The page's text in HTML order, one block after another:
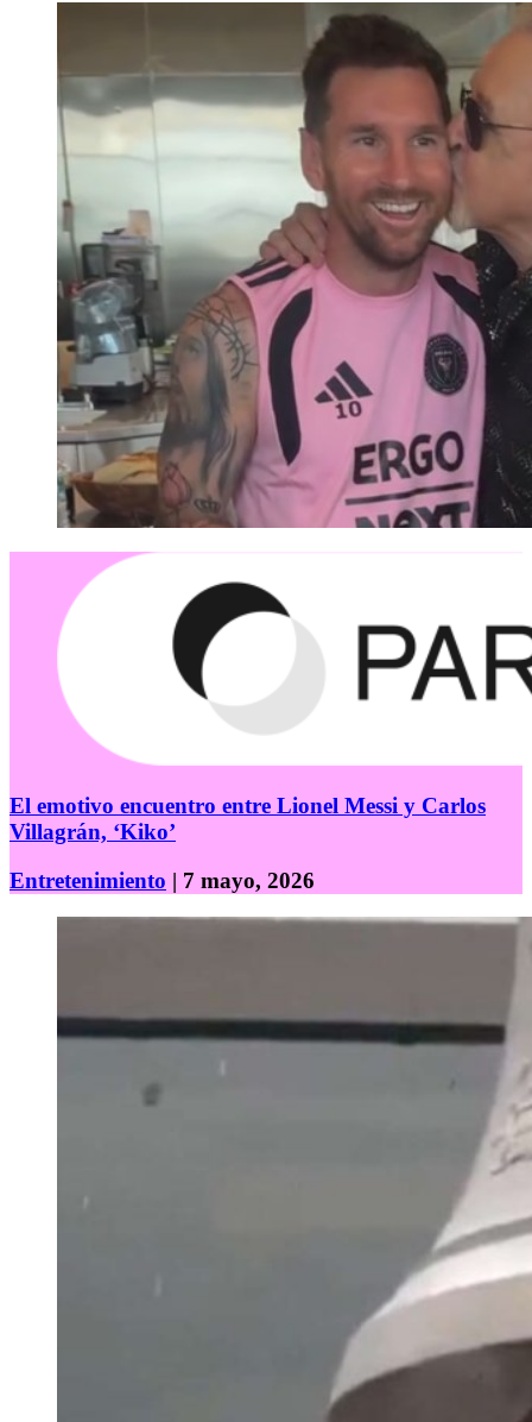
El emotivo encuentro entre Lionel Messi y Carlos
Villagrán, ‘Kiko’
Entretenimiento | 7 mayo, 2026